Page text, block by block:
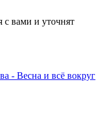
с вами и уточнят